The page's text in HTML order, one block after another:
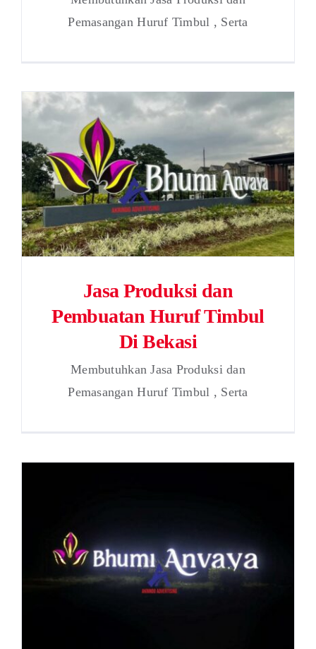
Pemasangan Huruf Timbul , Serta
Jasa Produksi dan
Pembuatan Huruf Timbul
Di Bekasi
Membutuhkan Jasa Produksi dan
Pemasangan Huruf Timbul , Serta